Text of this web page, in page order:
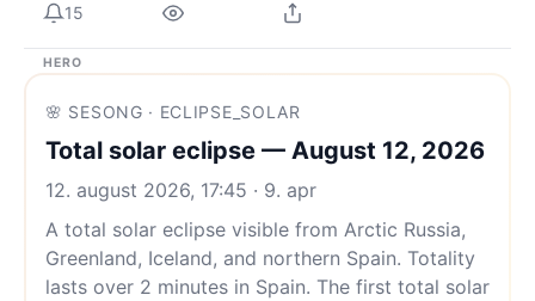
15
HERO
🌸 SESONG · ECLIPSE_SOLAR
Total solar eclipse — August 12, 2026
12. august 2026, 17:45 · 9. apr
A total solar eclipse visible from Arctic Russia,
Greenland, Iceland, and northern Spain. Totality
lasts over 2 minutes in Spain. The first total solar